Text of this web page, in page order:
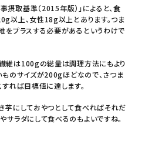
取基準（2015年版）」によると、食
以上、女性18g以上とあります。つま
をプラスする必要があるというわけで
維は100gの総量は調理方法にもより
ものサイズが200gほどなので、さつま
れば目標値に達します。
芋にしておやつとして食べればそれだ
サラダにして食べるのもよいですね。